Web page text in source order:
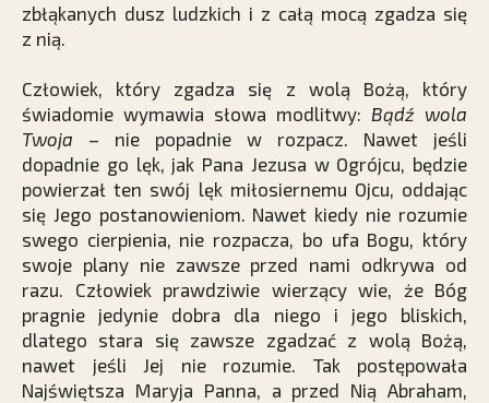
zbłąkanych dusz ludzkich i z całą mocą zgadza się
z nią.
Człowiek, który zgadza się z wolą Bożą, który
świadomie wymawia słowa modlitwy: Bądź wola
Twoja – nie popadnie w rozpacz. Nawet jeśli
dopadnie go lęk, jak Pana Jezusa w Ogrójcu, będzie
powierzał ten swój lęk miłosiernemu Ojcu, oddając
się Jego postanowieniom. Nawet kiedy nie rozumie
swego cierpienia, nie rozpacza, bo ufa Bogu, który
swoje plany nie zawsze przed nami odkrywa od
razu. Człowiek prawdziwie wierzący wie, że Bóg
pragnie jedynie dobra dla niego i jego bliskich,
dlatego stara się zawsze zgadzać z wolą Bożą,
nawet jeśli Jej nie rozumie. Tak postępowała
Najświętsza Maryja Panna, a przed Nią Abraham,